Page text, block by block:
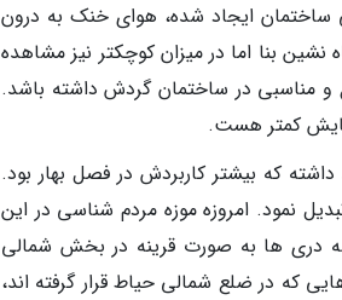
ساختمان ایجاد شده، هوای خنک به درون
بنا اما در میزان کوچکتر نیز مشاهده
مناسبی در ساختمان گردش داشته باشد.
کمتر هست.
که بیشتر کاربردش در فصل بهار بود.
نمود. امروزه موزه مردم شناسی در این
دری ها به صورت قرینه در بخش شمالی
که در ضلع شمالی حیاط قرار گرفته اند،